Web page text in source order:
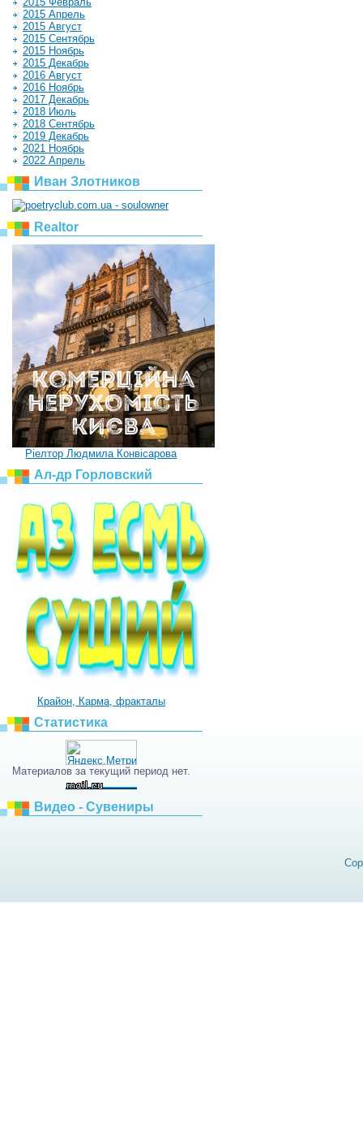
2015 Апрель
2015 Август
2015 Сентябрь
2015 Ноябрь
2015 Декабрь
2016 Август
2016 Ноябрь
2017 Декабрь
2018 Июль
2018 Сентябрь
2019 Декабрь
2021 Ноябрь
2022 Апрель
Иван Злотников
Realtor
Ріелтор Людмила Конвісарова
Ал-др Горловский
Крайон, Карма, фракталы
Статистика
Материалов за текущий период нет.
Видео - Сувениры